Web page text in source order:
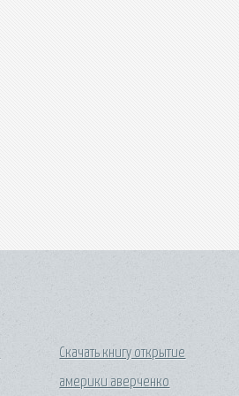
Скачать книгу открытие
америки аверченко